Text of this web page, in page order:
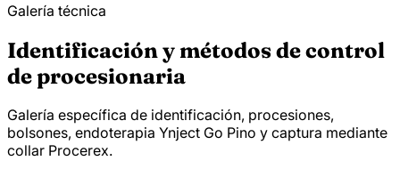
Galería técnica
Identificación y métodos de control
de procesionaria
Galería específica de identificación, procesiones,
bolsones, endoterapia Ynject Go Pino y captura mediante
collar Procerex.